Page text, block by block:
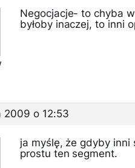
Negocjacje- to chyba
byłoby inaczej, to inni
2009 o 12:53
ja myślę, że gdyby
prostu ten segment.